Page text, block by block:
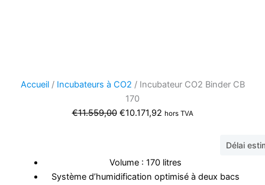
Accueil/ Incubateurs à CO2 / Incubateur CO2 Binder CB
170
€11.559,00 Le
€11.559,00.
€10.171,92Le
€10.171,92.
hors TVA
Délai
Volume : 170 litres
Système d’humidification optimisé à deux bacs